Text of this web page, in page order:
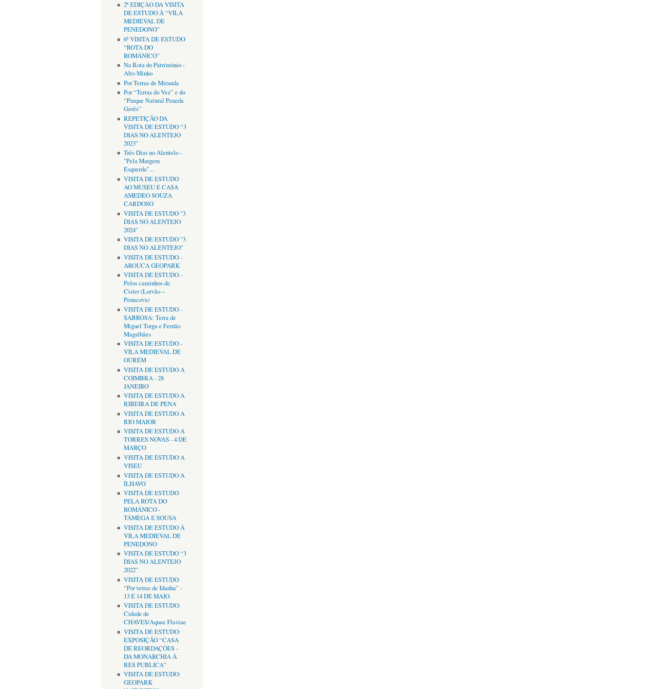
2ª EDIÇÂO DA VISITA
DE ESTUDO À “VILA
MEDIEVAL DE
PENEDONO”
6ª VISITA DE ESTUDO
“ROTA DO
ROMÂNICO”
Na Rota do Património -
Alto Minho
Por Terras de Miranda
Por “Terras do Vez” e do
“Parque Natural Peneda
Gerês”
REPETIÇÃO DA
VISITA DE ESTUDO “3
DIAS NO ALENTEJO
2023”
Três Dias no Alentelo -
"Pela Margem
Esquerda"...
VISITA DE ESTUDO
AO MUSEU E CASA
AMEDEO SOUZA
CARDOSO
VISITA DE ESTUDO "3
DIAS NO ALENTEJO
2024"
VISITA DE ESTUDO "3
DIAS NO ALENTEJO"
VISITA DE ESTUDO -
AROUCA GEOPARK
VISITA DE ESTUDO -
Pelos caminhos de
Cister (Lorvão –
Penacova)
VISITA DE ESTUDO -
SABROSA: Terra de
Miguel Torga e Fernão
Magalhães
VISITA DE ESTUDO -
VILA MEDIEVAL DE
OURÉM
VISITA DE ESTUDO A
COIMBRA - 28
JANEIRO
VISITA DE ESTUDO A
RIBEIRA DE PENA
VISITA DE ESTUDO A
RIO MAIOR
VISITA DE ESTUDO A
TORRES NOVAS - 4 DE
MARÇO
VISITA DE ESTUDO A
VISEU
VISITA DE ESTUDO A
ÍLHAVO
VISITA DE ESTUDO
PELA ROTA DO
ROMÂNICO -
TÂMEGA E SOUSA
VISITA DE ESTUDO À
VILA MEDIEVAL DE
PENEDONO
VISITA DE ESTUDO “3
DIAS NO ALENTEJO
2022”
VISITA DE ESTUDO
“Por terras de Idanha” -
13 E 14 DE MAIO
VISITA DE ESTUDO:
Cidade de
CHAVES/Aquae Flaviae
VISITA DE ESTUDO:
EXPOSIÇÃO “CASA
DE REORDAÇÔES -
DA MONARCHIA À
RES PUBLICA"
VISITA DE ESTUDO:
GEOPARK